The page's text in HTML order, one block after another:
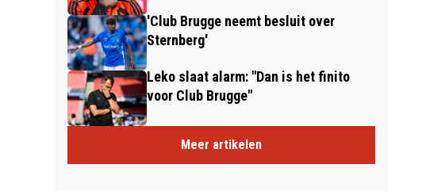
'Club Brugge neemt besluit over
Sternberg'
Leko slaat alarm: "Dan is het finito
voor Club Brugge"
Meer artikelen